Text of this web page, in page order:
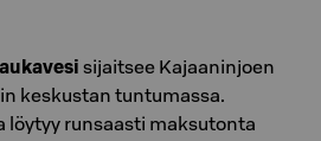
sijaitsee Kajaaninjoen
keskustan tuntumassa.
löytyy runsaasti maksutonta